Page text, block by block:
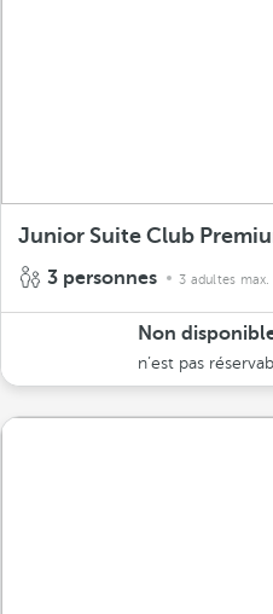
Junior Suite Club
3 personnes
3 adultes max.
Non
n’est pas